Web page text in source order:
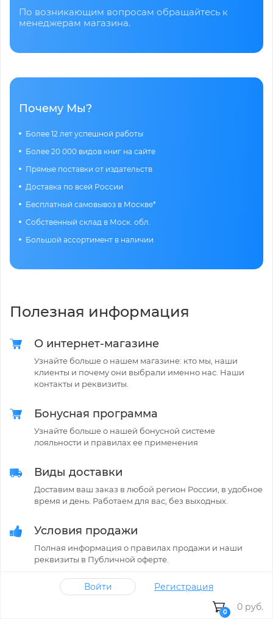
По возникающим вопросам обращайтесь к
менеджерам магазина.
Почему Мы?
Более 12 лет успешной работы
Более 20 000 видов книг на сайте
Прямые поставки от издательств
Доставка по всей России
Бесплатный самовывоз в Москве*
Собственный склад в Моск. обл.
Большой ассортимент в наличии
Полезная информация
О интернет-магазине
Узнайте больше о нашем магазине: кто мы, наши
клиенты и почему они выбрали именно нас. Наши
контакты и реквизиты.
Бонусная программа
Узнайте больше о нашей бонусной системе
лояльности и правилах ее применения
Виды доставки
Доставим ваш заказ в любой регион России, в удобное
время и день. Работаем для вас, без выходных.
Условия продажи
Полная информация о правилах продажи и наши
реквизиты в Публичной оферте.
Заказ, оплата, скидки
Войти Регистрация
0 0 руб.